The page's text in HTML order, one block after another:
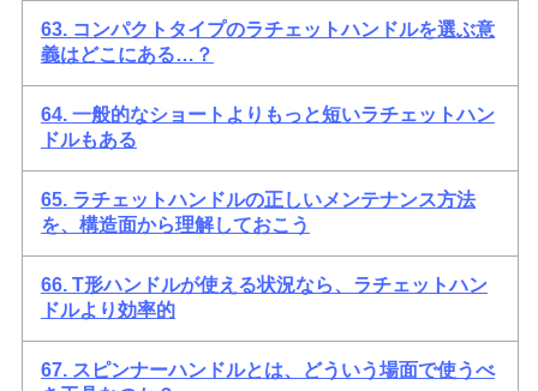
63. コンパクトタイプのラチェットハンドルを選ぶ意
義はどこにある…？
64. 一般的なショートよりもっと短いラチェットハン
ドルもある
65. ラチェットハンドルの正しいメンテナンス方法
を、構造面から理解しておこう
66. T形ハンドルが使える状況なら、ラチェットハン
ドルより効率的
67. スピンナーハンドルとは、どういう場面で使うべ